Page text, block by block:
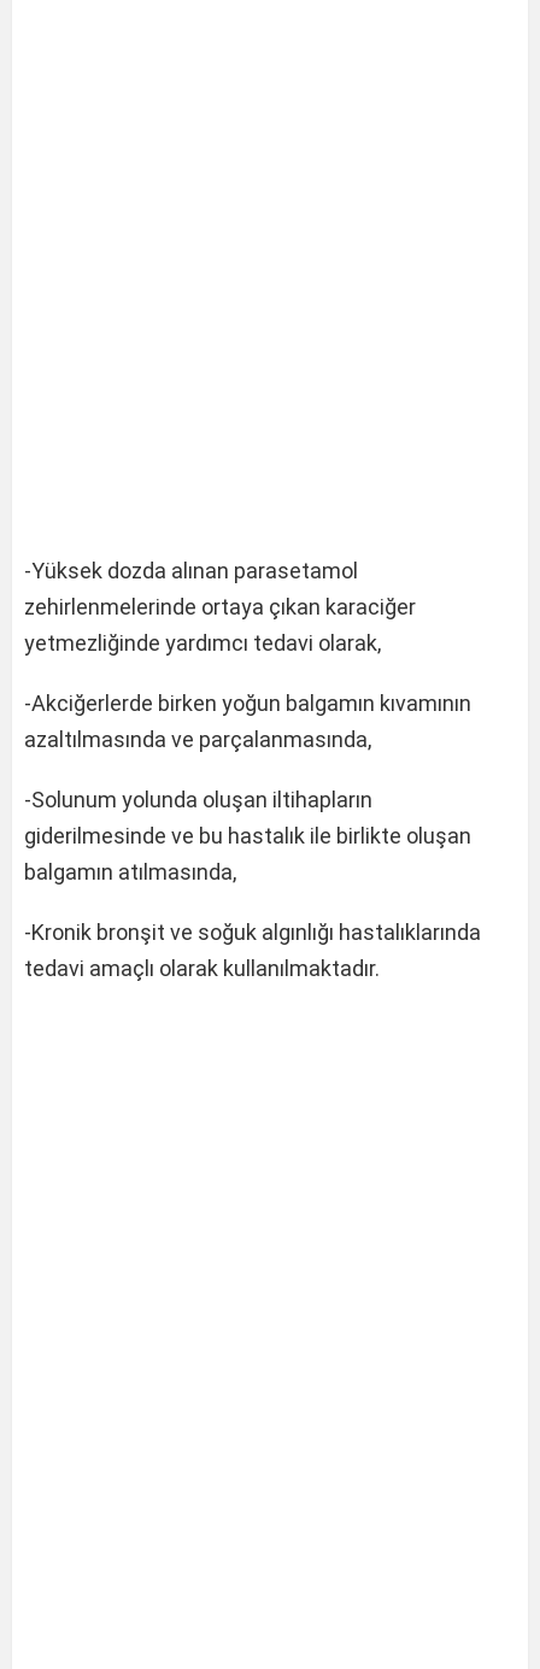
-Yüksek dozda alınan parasetamol
zehirlenmelerinde ortaya çıkan karaciğer
yetmezliğinde yardımcı tedavi olarak,
-Akciğerlerde birken yoğun balgamın kıvamının
azaltılmasında ve parçalanmasında,
-Solunum yolunda oluşan iltihapların
giderilmesinde ve bu hastalık ile birlikte oluşan
balgamın atılmasında,
-Kronik bronşit ve soğuk algınlığı hastalıklarında
tedavi amaçlı olarak kullanılmaktadır.